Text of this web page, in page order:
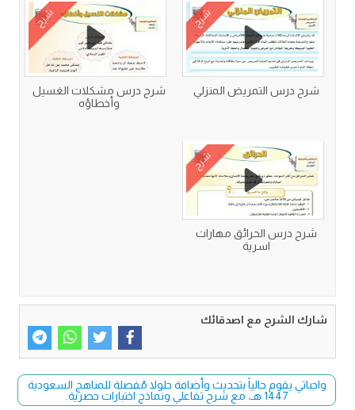
شرح
شرح درس التمريض المنزلي
شرح
شرح درس مشكلات الغسيل
وأخطاؤه
شرح
شرح درس الحرائق مهارات
اسرية
شارك الشرح مع اصدقائك
واجباتي يقوم حالياً بتحديث وأضافة حلولا مُفصلة للمناهج السعودية
1447 هـ، مع شرح تفاعلي ونماذج اختبارات حصرية.